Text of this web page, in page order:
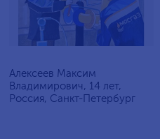
Алексеев Максим
Владимирович, 14 лет,
Россия, Санкт-Петербург